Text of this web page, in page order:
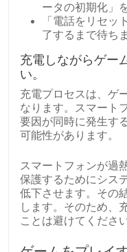
ータの初期化」
「電話をリセッ
了するまで待ち
充電しながらゲー
い。
充電プロセスは、ゲ
なります。スマート
要因が同時に発生す
可能性があります。
スマートフォンが過
保護するためにシス
低下させます。その
します。そのため、
ことは避けてください